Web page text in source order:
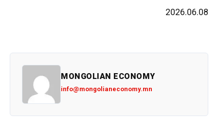
2026.06.08
MONGOLIAN ECONOMY
info@mongolianeconomy.mn